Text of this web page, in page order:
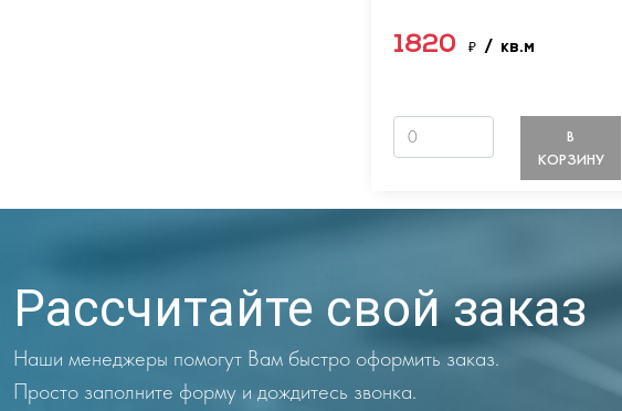
1820₽/ кв.м
В
КОРЗИНУ
Рассчитайте свой заказ
Наши менеджеры помогут Вам быстро оформить заказ.
Просто заполните форму и дождитесь звонка.